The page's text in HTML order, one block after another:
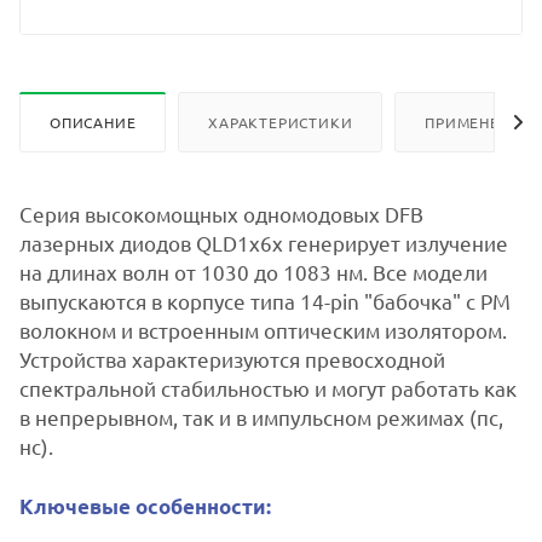
1050 нм, PMF, волокно 250 мкм, ферула
1052 нм, PMF, буфер 900 мкм, FC/APC
1053 нм, PMF, буфер 900 мкм, FC/APC
1053 нм, PMF, волокно 250 мкм, буфер
1054 нм, PMF, буфер 900 мкм, FC/APC
1055 нм, PMF, буфер 900 мкм, FC/APC
1057 нм, PMF, буфер 900 мкм, FC/APC
ОПИСАНИЕ ХАРАКТЕРИСТИКИ ПРИМЕНЕНИЕ
Серия высокомощных одномодовых DFB
лазерных диодов QLD1x6x генерирует излучение
на длинах волн от 1030 до 1083 нм. Все модели
выпускаются в корпусе типа 14-pin "бабочка" с PM
волокном и встроенным оптическим изолятором.
Устройства характеризуются превосходной
спектральной стабильностью и могут работать как
в непрерывном, так и в импульсном режимах (пс,
нс).
Ключевые особенности: